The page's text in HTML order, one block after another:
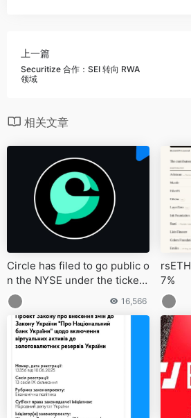
上一篇
Securitize 合作：SEI 转向 RWA
领域
相关文章
Circle has filed to go public o
n the NYSE under the ticker
CRCL
16,566
7%